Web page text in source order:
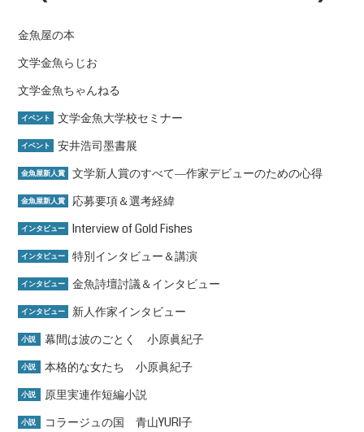
金魚屋の本
文学金魚らじお
文学金魚ちゃんねる
イベント 文学金魚大学校セミナー
イベント 安井浩司墨書展
金魚屋新人賞 文学新人賞のすべて―作家デビューのための心得
金魚屋新人賞 応募要項＆選考経緯
インタビュー Interview of Gold Fishes
インタビュー 特別インタビュー＆講演
インタビュー 金魚詩壇討議＆インタビュー
インタビュー 新人作家インタビュー
小説 幕間は波のごとく 小原眞紀子
小説 本格的な女たち 小原眞紀子
小説 原里実連作短編小説
小説 コラージュの国 青山YURI子